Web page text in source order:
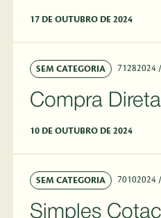
17 DE OUTUBRO DE 2024
SEM CATEGORIA 71282024
Compra
10 DE OUTUBRO DE 2024
SEM CATEGORIA 70102024
Simples